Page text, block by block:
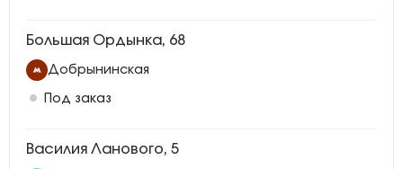
Большая Ордынка, 68
Добрынинская
Под заказ
Василия Ланового, 5